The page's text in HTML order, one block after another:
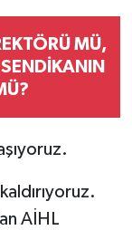
MÜ,
AİHL